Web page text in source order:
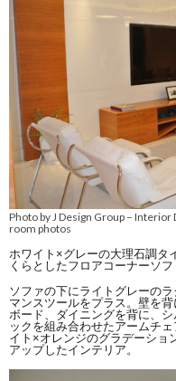
Photo by J Design Group –
room photos
ホワイト×グレーの大理石調タ
くらとしたフロアコーナーソフ
ソファの下にライトグレーの
マンスツールをプラス。壁を
ボード、ダイニングを背に、
ックを組み合わせたアームチ
イト×オレンジのグラデーショ
アップしたインテリア。